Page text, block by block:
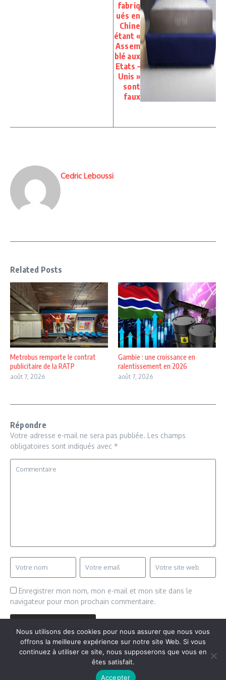
fabriq
ués en
Chine
étant «
Assem
blé aux
Etats –
Unis »
sont
faux
Cedric Leboussi
Related Posts
Metrobus remporte le contrat
publicitaire de la RATP
août 7, 2026
Gambie : une croissance en
ralentissement en 2026
août 7, 2026
Répondre
Votre adresse e-mail ne sera pas publiée. Les champs
obligatoires sont indiqués avec *
Enregistrer mon nom, mon e-mail et mon site dans le
navigateur pour mon prochain commentaire.
Copyright © 2026 Vudailleurs.com | Réalisé par
d'actualités X
Nous utilisons des cookies pour nous assurer que nous vous
offrons la meilleure expérience sur notre site Web. Si vous
continuez à utiliser ce site, nous supposerons que vous en
êtes satisfait.
Accepter